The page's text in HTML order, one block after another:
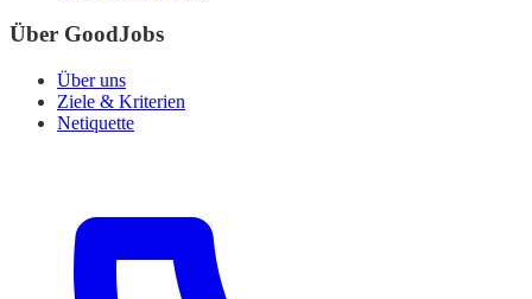
Über GoodJobs
Über uns
Ziele & Kriterien
Netiquette